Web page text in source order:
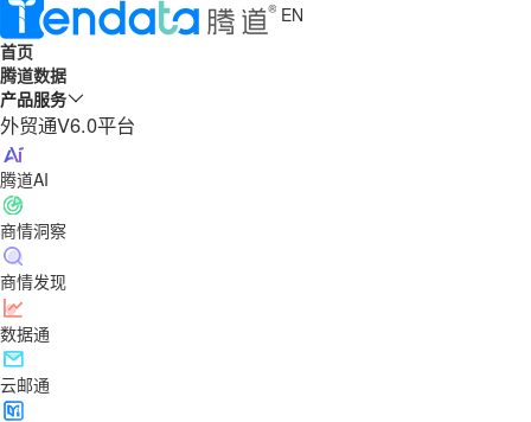
EN
首页
腾道数据
产品服务
外贸通V6.0平台
腾道AI
商情洞察
商情发现
数据通
云邮通